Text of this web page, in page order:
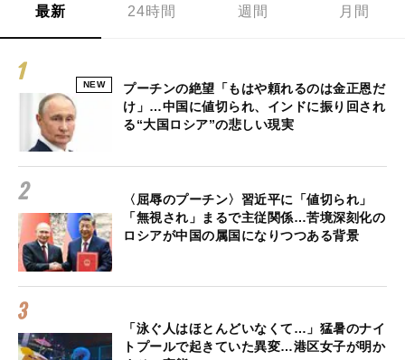
最新 24時間 週間 月間
NEW
プーチンの絶望「もはや頼れるのは金正恩だ
け」…中国に値切られ、インドに振り回され
る“大国ロシア”の悲しい現実
〈屈辱のプーチン〉習近平に「値切られ」
「無視され」まるで主従関係…苦境深刻化の
ロシアが中国の属国になりつつある背景
「泳ぐ人はほとんどいなくて…」猛暑のナイ
トプールで起きていた異変…港区女子が明か